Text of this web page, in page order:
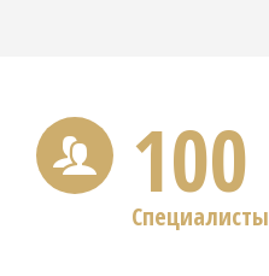
100
Специалисты